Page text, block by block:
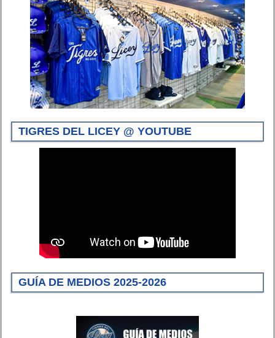
TIGRES DEL LICEY @ YOUTUBE
GUÍA DE MEDIOS 2025-2026